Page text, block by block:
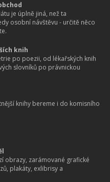
je úplně jiná, než ta
osobní návštěvu - určitě něco
knih
po poezii, od lékařských knih
slovníků po právnickou
knihy bereme i do komisního
obrazy, zarámované grafické
plakáty, exlibrisy a